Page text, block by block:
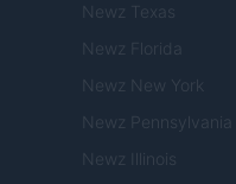
Newz Texas
Newz Florida
Newz New York
Newz Pennsylvania
Newz Illinois